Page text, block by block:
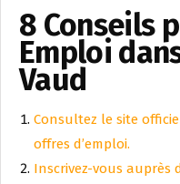
8 Conseils
Emploi
Vaud
Consultez le site
offres d’emploi.
Inscrivez-vous auprès